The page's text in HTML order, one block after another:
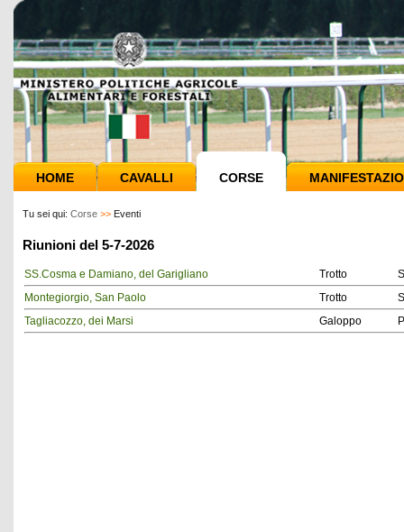
HOME CAVALLI CORSE
Tu sei qui: Corse >> Eventi
Riunioni del 5-7-2026
SS.Cosma e Damiano, del Garigliano Trotto
Montegiorgio, San Paolo
Trotto
Tagliacozzo, dei Marsi
Galoppo